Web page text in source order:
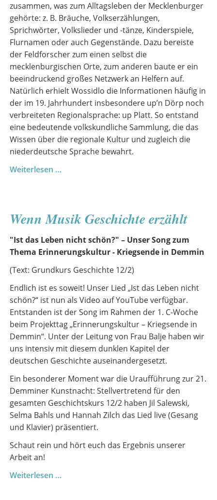
zusammen, was zum Alltagsleben der Mecklenburger
gehörte: z. B. Bräuche, Volkserzählungen,
Sprichwörter, Volkslieder und -tänze, Kinderspiele,
Flurnamen oder auch Gegenstände. Dazu bereiste
der Feldforscher zum einen selbst die
mecklenburgischen Orte, zum anderen baute er ein
beeindruckend großes Netzwerk an Helfern auf.
Natürlich erhielt Wossidlo die Informationen häufig in
der im 19. Jahrhundert insbesondere up’n Dörp noch
verbreiteten Regionalsprache: up Platt. So entstand
eine bedeutende volkskundliche Sammlung, die das
Wissen über die regionale Kultur und zugleich die
niederdeutsche Sprache bewahrt.
Weiterlesen …
„Zeddelmann“
Wossidlo
Wenn Musik Geschichte erzählt
"Ist das Leben nicht schön?" – Unser Song zum
Thema Erinnerungskultur - Kriegsende in Demmin
(Text: Grundkurs Geschichte 12/2)
Endlich ist es soweit! Unser Lied „Ist das Leben nicht
schön?“ ist nun als Video auf YouTube verfügbar.
Entstanden ist der Song im Rahmen der 1. C-Woche
beim Projekttag „Erinnerungskultur – Kriegsende in
Demmin“. Unter der Leitung von Frau Balje haben wir
uns intensiv mit diesem dunklen Kapitel der
deutschen Geschichte auseinandergesetzt.
Ein besonderer Moment war die Uraufführung zur 21.
Demminer Kunstnacht: Stellvertretend für den
gesamten Geschichtskurs 12/2 haben Jil Salewski,
Selma Bahls und Hannah Zilch das Lied live (Gesang
und Klavier) präsentiert.
Schaut rein und hört euch das Ergebnis unserer
Arbeit an!
Weiterlesen …